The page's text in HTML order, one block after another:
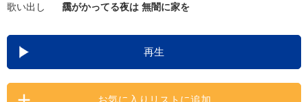
DAMの新曲・ランキングなど
カラオケ最新情報をチェック！
歌い出し
靄がかってる夜は 無闇に家を
再生
お気に入りリストに追加